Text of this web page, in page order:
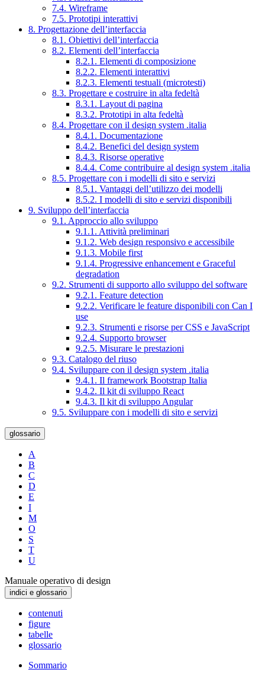
7.4. Wireframe
7.5. Prototipi interattivi
8. Progettazione dell’interfaccia
8.1. Obiettivi dell’interfaccia
8.2. Elementi dell’interfaccia
8.2.1. Elementi di composizione
8.2.2. Elementi interattivi
8.2.3. Elementi testuali (microtesti)
8.3. Progettare e costruire in alta fedeltà
8.3.1. Layout di pagina
8.3.2. Prototipi in alta fedeltà
8.4. Progettare con il design system .italia
8.4.1. Documentazione
8.4.2. Benefici del design system
8.4.3. Risorse operative
8.4.4. Come contribuire al design system .italia
8.5. Progettare con i modelli di sito e servizi
8.5.1. Vantaggi dell’utilizzo dei modelli
8.5.2. I modelli di sito e servizi disponibili
9. Sviluppo dell’interfaccia
9.1. Approccio allo sviluppo
9.1.1. Attività preliminari
9.1.2. Web design responsivo e accessibile
9.1.3. Mobile first
9.1.4. Progressive enhancement e Graceful
degradation
9.2. Strumenti di supporto allo sviluppo del software
9.2.1. Feature detection
9.2.2. Verificare le feature disponibili con Can I
use
9.2.3. Strumenti e risorse per CSS e JavaScript
9.2.4. Supporto browser
9.2.5. Misurare le prestazioni
9.3. Catalogo del riuso
9.4. Sviluppare con il design system .italia
9.4.1. Il framework Bootstrap Italia
9.4.2. Il kit di sviluppo React
9.4.3. Il kit di sviluppo Angular
9.5. Sviluppare con i modelli di sito e servizi
glossario
A
B
C
D
E
I
M
O
S
T
U
Manuale operativo di design
indici e glossario
contenuti
figure
tabelle
glossario
Sommario